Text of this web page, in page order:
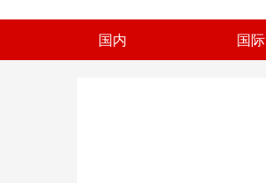
国内 国际